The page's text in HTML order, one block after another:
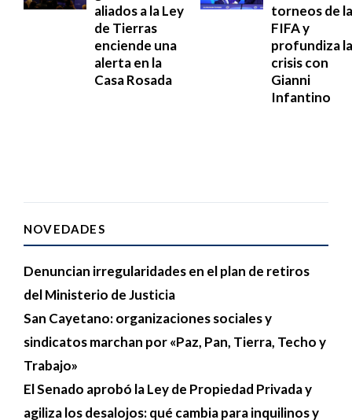
aliados a la Ley
de Tierras
enciende una
alerta en la
Casa Rosada
torneos de la
FIFA y
profundiza la
crisis con
Gianni
Infantino
NOVEDADES
Denuncian irregularidades en el plan de retiros
del Ministerio de Justicia
San Cayetano: organizaciones sociales y
sindicatos marchan por «Paz, Pan, Tierra, Techo y
Trabajo»
El Senado aprobó la Ley de Propiedad Privada y
agiliza los desalojos: qué cambia para inquilinos y